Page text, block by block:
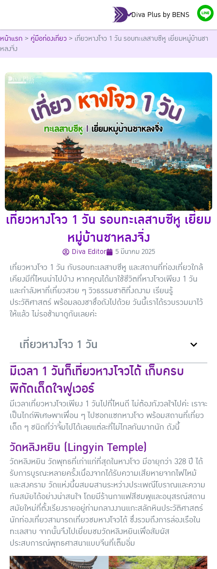
Diva Plus by BENS
หน้าแรก > คู่มือท่องเที่ยว > เที่ยวหางโจว 1 วัน รอบทะเลสาบซีหู เยี่ยมหมู่บ้านชา
หลงจิ่ง
เที่ยวหางโจว 1 วัน รอบทะเลสาบซีหู เยี่ยม
หมู่บ้านชาหลงจิ่ง
Diva Editor 5 มีนาคม 2025
เที่ยวหางโจว 1 วัน กับรอบทะเลสาบซีหู และสถานที่ท่องเที่ยวใกล้
เคียงมีที่ไหนน่าไปบ้าง หากคุณได้มาใช้ชีวิตที่หางโจวเพียง 1 วัน
และกำลังหาที่เที่ยวสวย ๆ วิวธรรมชาติที่งดงาม เรียนรู้
ประวัติศาสตร์ พร้อมลองชาชื่อดังไปด้วย วันนี้เราได้รวบรวมมาไว้
ให้แล้ว ไม่รอช้ามาดูกันเลยค่ะ
เที่ยวหางโจว 1 วัน
มีเวลา 1 วันก็เที่ยวหางโจวได้ เก็บครบ
พิกัดเด็ดใจฟูเวอร์
มีเวลาเที่ยวหางโจวเพียง 1 วันไปที่ไหนดี ไม่ต้องกังวลใจไปค่ะ เราจะ
เป็นไกด์พิเศษพาเพื่อน ๆ ไปซอกแซกหางโจว พร้อมสถานที่เที่ยว
เด็ด ๆ ชนิดที่ว่าจิ้มไปได้เลยแต่ละที่ไม่ไกลกันมากนัก ดังนี้
วัดหลิงหยิน (Lingyin Temple)
วัดหลิงหยิน วัดพุทธที่เก่าแก่ที่สุดในหางโจว มีอายุกว่า 328 ปี ได้
รับการบูรณะหลายครั้งเนื่องจากได้รับความเสียหายจากไฟไหม้
และสงคราม วัดแห่งนี้ผสมผสานระหว่างประเพณีโบราณและความ
ทันสมัยได้อย่างน่าสนใจ โดยมีร้านกาแฟสีชมพูและอนุสรณ์สถาน
สมัยใหม่ที่ตั้งเรียงรายอยู่ท่ามกลางงานแกะสลักหินประวัติศาสตร์
นักท่องเที่ยวสามารถเที่ยวชมหางโจวได้ ซึ่งรวมถึงการล่องเรือใน
ทะเลสาบ จากนั้นจึงไปเยี่ยมชมวัดหลิงหยินเพื่อสัมผัส
ประสบการณ์พุทธศาสนาแบบจีนที่เต็มอิ่ม